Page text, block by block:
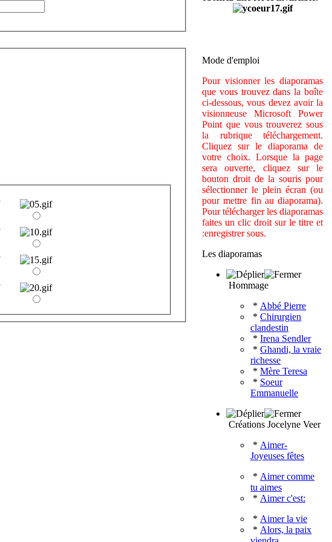
Mode d'emploi
Pour visionner les diaporamas
que vous trouvez dans la boîte
ci-dessous, vous devez avoir la
visionneuse Microsoft Power
Point que vous trouverez sous
la rubrique téléchargement.
Cliquez sur le diaporama de
votre choix. Lorsque la page
sera ouverte, cliquez sur le
bouton droit de la souris pour
sélectionner le plein écran (ou
pour mettre fin au diaporama).
Pour télécharger les diaporamas
faites un clic droit sur le titre et
:enregistrer sous.
Les diaporamas
Hommage
* Abbé Pierre
* Chirurgien
clandestin
* Irena Sendler
* Ghandi, la vraie
richesse
* Mère Teresa
* Soeur
Emmanuelle
Créations Jocelyne Veer
* Aimer-
Joyeuses fêtes
* Aimer comme
tu aimes
* Aimer c'est:
* Aimer la vie
* Alors, la paix